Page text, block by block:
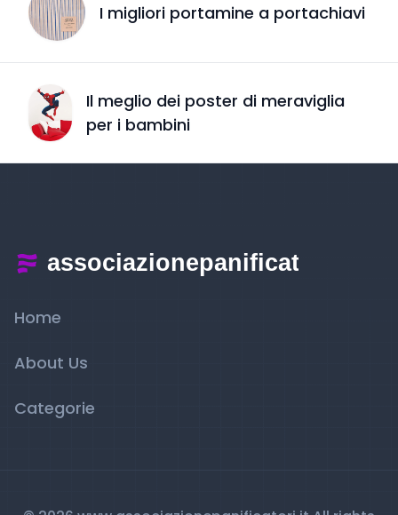
I migliori portamine a portachiavi
Il meglio dei poster di meraviglia
per i bambini
Home
About Us
Categorie